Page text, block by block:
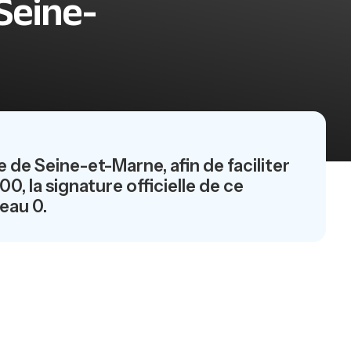
de Seine-et-Marne, afin de faciliter
la signature officielle de ce
0.